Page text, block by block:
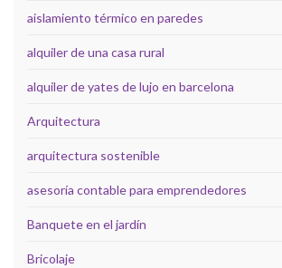
aislamiento térmico en paredes
alquiler de una casa rural
alquiler de yates de lujo en barcelona
Arquitectura
arquitectura sostenible
asesoría contable para emprendedores
Banquete en el jardín
Bricolaje